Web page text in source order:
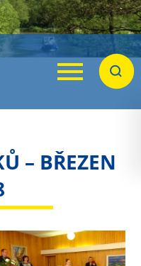
Menu
– BŘEZEN